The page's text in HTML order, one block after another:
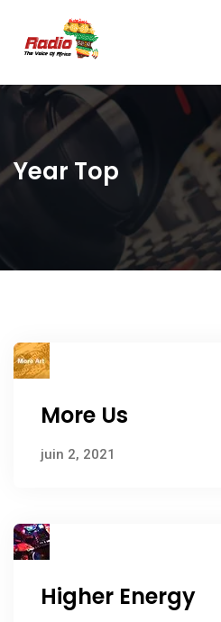
Year Top
More Us
juin 2, 2021
Higher Energy